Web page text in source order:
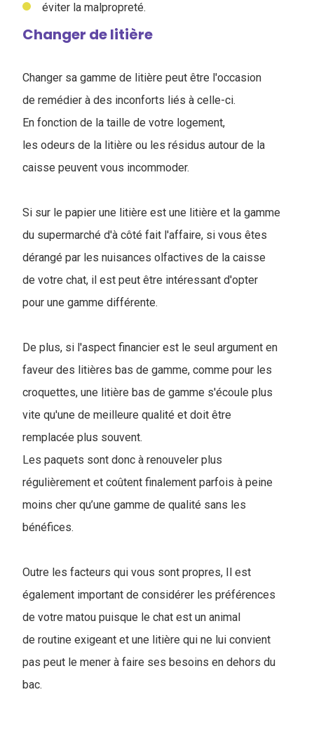
éviter la malpropreté.
Changer de litière
Changer sa gamme de litière peut être l'occasion
de remédier à des inconforts liés à celle-ci.
En fonction de la taille de votre logement,
les odeurs de la litière ou les résidus autour de la
caisse peuvent vous incommoder.
Si sur le papier une litière est une litière et la gamme
du supermarché d'à côté fait l'affaire, si vous êtes
dérangé par les nuisances olfactives de la caisse
de votre chat, il est peut être intéressant d'opter
pour une gamme différente.
De plus, si l'aspect financier est le seul argument en
faveur des litières bas de gamme, comme pour les
croquettes, une litière bas de gamme s'écoule plus
vite qu'une de meilleure qualité et doit être
remplacée plus souvent.
Les paquets sont donc à renouveler plus
régulièrement et coûtent finalement parfois à peine
moins cher qu’une gamme de qualité sans les
bénéfices.
Outre les facteurs qui vous sont propres, Il est
également important de considérer les préférences
de votre matou puisque le chat est un animal
de routine exigeant et une litière qui ne lui convient
pas peut le mener à faire ses besoins en dehors du
bac.